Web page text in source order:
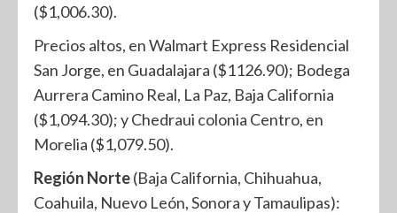
($1,006.30).
Precios altos, en Walmart Express Residencial
San Jorge, en Guadalajara ($1126.90); Bodega
Aurrera Camino Real, La Paz, Baja California
($1,094.30); y Chedraui colonia Centro, en
Morelia ($1,079.50).
Región Norte(Baja California, Chihuahua,
Coahuila, Nuevo León, Sonora y Tamaulipas):